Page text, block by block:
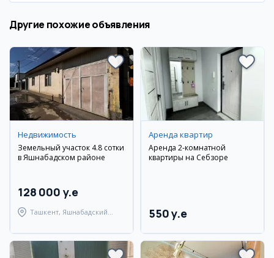
Другие похожие объявления
Недвижимость
Земельный участок 4.8 сотки
в Яшнабадском районе
128 000 y.e
Ташкент, Яшнабадский
Аренда квартир
Аренда 2-комнатной
квартиры на Себзоре
550 y.e